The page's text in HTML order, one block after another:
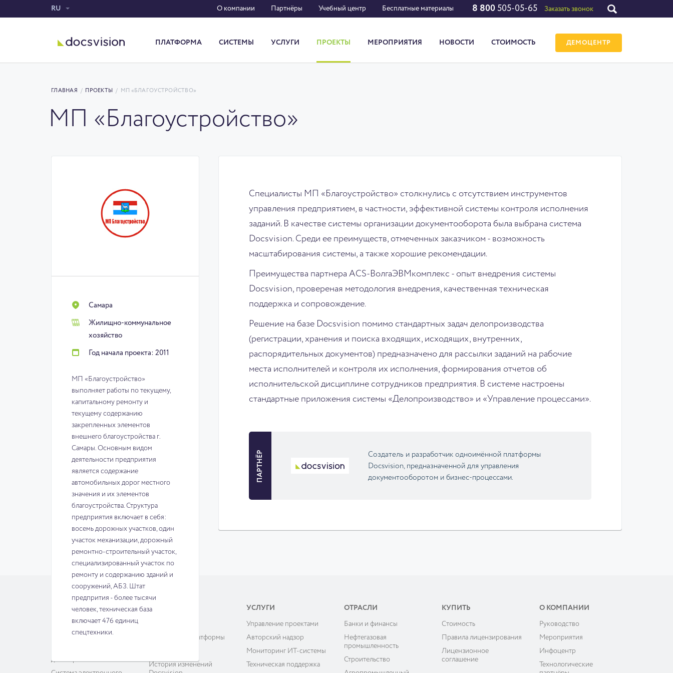
RU О компании Партнёры Учебный центр Бесплатные материалы 8 800 505-05-65 Заказать звонок
ПЛАТФОРМА СИСТЕМЫ УСЛУГИ ПРОЕКТЫ МЕРОПРИЯТИЯ НОВОСТИ СТОИМОСТЬ ДЕМОЦЕНТР
ГЛАВНАЯ / ПРОЕКТЫ / МП «БЛАГОУСТРОЙСТВО»
МП «Благоустройство»
Самара
Жилищно-коммунальное
хозяйство
Год начала проекта: 2011
МП «Благоустройство»
выполняет работы по текущему,
капитальному ремонту и
текущему содержанию
закрепленных элементов
внешнего благоустройства г.
Самары. Основным видом
деятельности предприятия
является содержание
автомобильных дорог местного
значения и их элементов
благоустройства. Структура
предприятия включает в себя:
восемь дорожных участков, один
участок механизации, дорожный
ремонтно-строительный участок,
специализированный участок по
ремонту и содержанию зданий и
сооружений, АБЗ. Штат
предпрития - более тысячи
человек, техническая база
включает 476 единиц
спецтехники.
Специалисты МП «Благоустройство» столкнулись с отсутствием инструментов
управления предприятием, в частности, эффективной системы контроля исполнения
заданий. В качестве системы организации документооборота была выбрана система
Docsvision. Среди ее преимуществ, отмеченных заказчиком - возможность
масштабирования системы, а также хорошие рекомендации.
Преимущества партнера ACS-ВолгаЭВМкомплекс - опыт внедрения системы
Docsvision, провереная методология внедрения, качественная техническая
поддержка и сопровождение.
Решение на базе Docsvision помимо стандартных задач делопроизводства
(регистрации, хранения и поиска входящих, исходящих, внутренних,
распорядительных документов) предназначено для рассылки заданий на рабочие
места исполнителей и контроля их исполнения, формирования отчетов об
исполнительской дисциплине сотрудников предприятия. В системе настроены
стандартные приложения системы «Делопроизводство» и «Управление процессами».
ПАРТНЁР
Cоздатель и разработчик одноимённой платформы
Docsvision, предназначенной для управления
документооборотом и бизнес-процессами.
СИСТЕМЫ
Электронный архив
Долговременный архив
договорами
ПЛАТФОРМА
Компоненты платформы
История изменений
УСЛУГИ
Управление проектами
Авторский надзор
Мониторинг ИТ-системы
Техническая поддержка
ОТРАСЛИ
Банки и финансы
Нефтегазовая
промышленность
Строительство
КУПИТЬ
Cтоимость
Правила лицензирования
Лицензионное
соглашение
О КОМПАНИИ
Руководство
Мероприятия
Инфоцентр
Технологические